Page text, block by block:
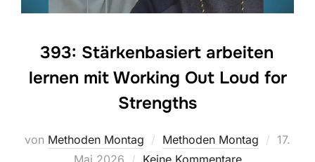
393: Stärkenbasiert arbeiten
lernen mit Working Out Loud for
Strengths
von Methoden Montag Methoden Montag
17.
Mai 2026
Keine Kommentare